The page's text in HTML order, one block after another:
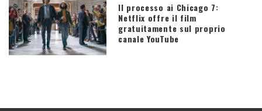
Il processo ai Chicago 7:
Netflix offre il film
gratuitamente sul proprio
canale YouTube